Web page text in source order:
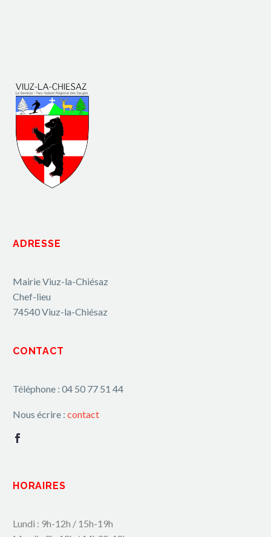
ADRESSE
Mairie Viuz-la-Chiésaz
Chef-lieu
74540 Viuz-la-Chiésaz
CONTACT
Téléphone : 04 50 77 51 44
Nous écrire : contact
HORAIRES
Lundi : 9h-12h / 15h-19h